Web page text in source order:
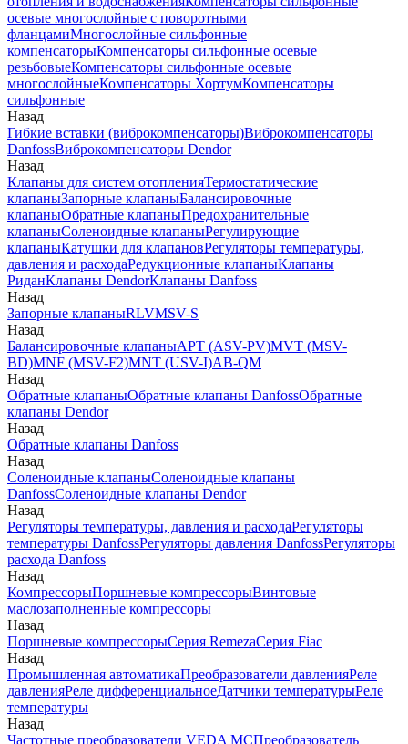
осевые многослойные с поворотными
фланцамиМногослойные сильфонные
компенсаторыКомпенсаторы сильфонные осевые
резьбовыеКомпенсаторы сильфонные осевые
многослойныеКомпенсаторы ХортумКомпенсаторы
сильфонные
Назад
Гибкие вставки (виброкомпенсаторы)Виброкомпенсаторы
DanfossВиброкомпенсаторы Dendor
Назад
Клапаны для систем отопленияТермостатические
клапаныЗапорные клапаныБалансировочные
клапаныОбратные клапаныПредохранительные
клапаныСоленоидные клапаныРегулирующие
клапаныКатушки для клапановРегуляторы температуры,
давления и расходаРедукционные клапаныКлапаны
РиданКлапаны DendorКлапаны Danfoss
Назад
Запорные клапаныRLVMSV-S
Назад
Балансировочные клапаныAPT (ASV-PV)MVT (MSV-
BD)MNF (MSV-F2)MNT (USV-I)AB-QM
Назад
Обратные клапаныОбратные клапаны DanfossОбратные
клапаны Dendor
Назад
Обратные клапаны Danfoss
Назад
Соленоидные клапаныСоленоидные клапаны
DanfossСоленоидные клапаны Dendor
Назад
Регуляторы температуры, давления и расходаРегуляторы
температуры DanfossРегуляторы давления DanfossРегуляторы
расхода Danfoss
Назад
КомпрессорыПоршневые компрессорыВинтовые
маслозаполненные компрессоры
Назад
Поршневые компрессорыСерия RemezaСерия Fiac
Назад
Промышленная автоматикаПреобразователи давленияРеле
давленияРеле дифференциальноеДатчики температурыРеле
температуры
Назад
Частотные преобразователи VEDA MCПреобразователь